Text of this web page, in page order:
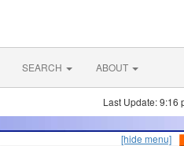
SEARCH ABOUT
Last Update: 9:16
[hide menu]